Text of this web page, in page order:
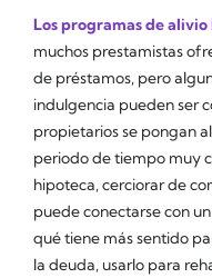
Los programas de
muchos prestamistas
de préstamos, pero
indulgencia pueden ser
propietarios se pongan
periodo de tiempo muy
hipoteca, cerciorar de
puede conectarse con un
qué tiene más sentido
la deuda, usarlo para